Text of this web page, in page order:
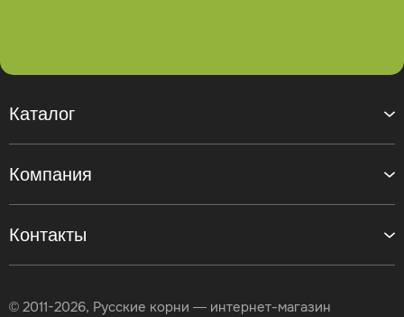
Контакты
Каталог
Компания
© 2011-2026, Русские корни — интернет-магазин